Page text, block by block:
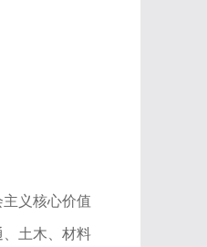
义核心价值
土木、材料